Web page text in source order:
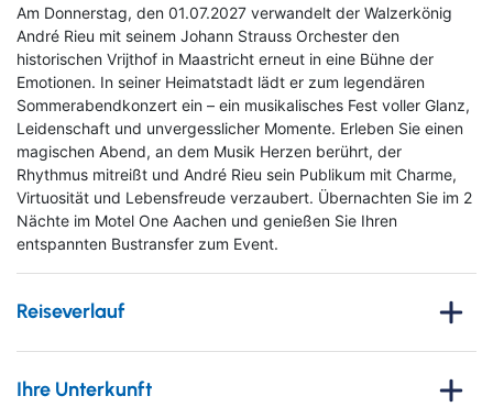
Am Donnerstag, den 01.07.2027 verwandelt der Walzerkönig
André Rieu mit seinem Johann Strauss Orchester den
historischen Vrijthof in Maastricht erneut in eine Bühne der
Emotionen. In seiner Heimatstadt lädt er zum legendären
Sommerabendkonzert ein – ein musikalisches Fest voller Glanz,
Leidenschaft und unvergesslicher Momente. Erleben Sie einen
magischen Abend, an dem Musik Herzen berührt, der
Rhythmus mitreißt und André Rieu sein Publikum mit Charme,
Virtuosität und Lebensfreude verzaubert. Übernachten Sie im 2
Nächte im Motel One Aachen und genießen Sie Ihren
entspannten Bustransfer zum Event.
Reiseverlauf
Ihre Unterkunft